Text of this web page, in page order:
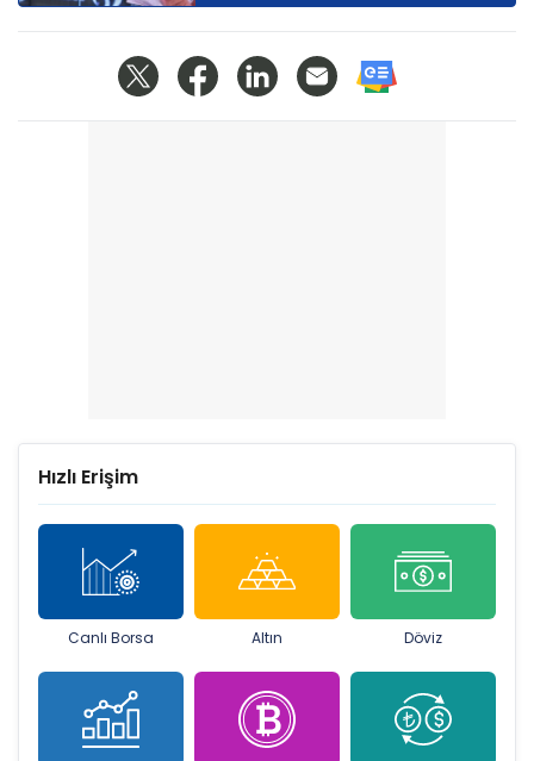
Hızlı Erişim
Canlı Borsa Altın Döviz